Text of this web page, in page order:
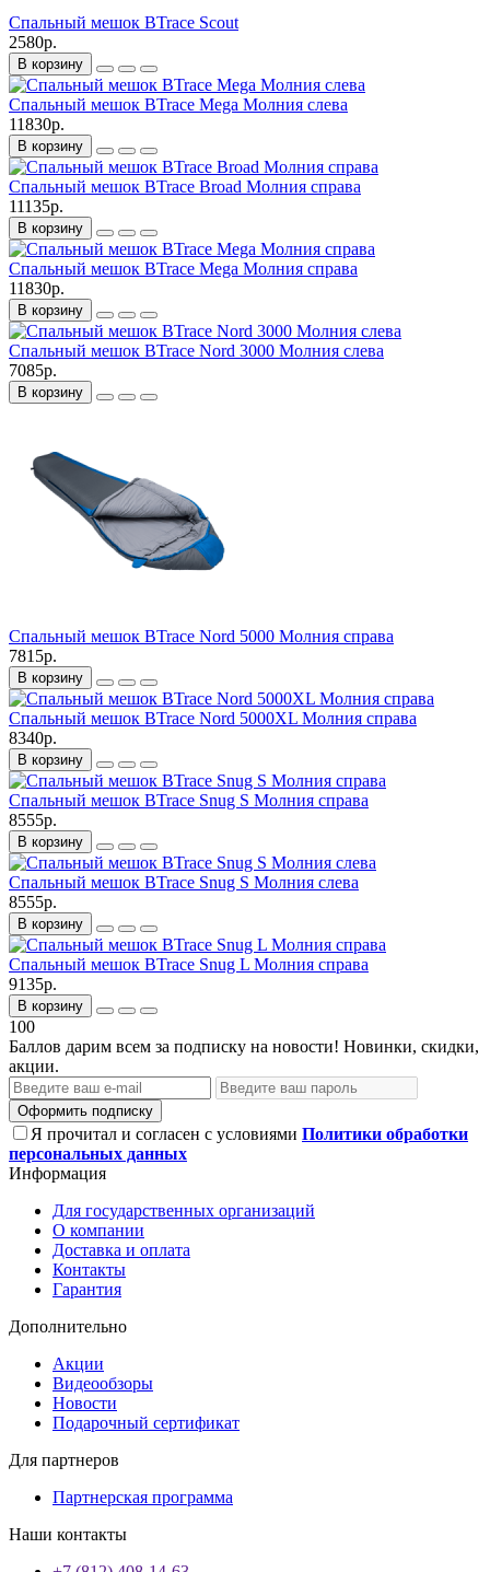
Спальный мешок BTrace Scout
2580р.
В корзину
Спальный мешок BTrace Mega Молния слева
11830р.
В корзину
Спальный мешок BTrace Broad Молния справа
11135р.
В корзину
Спальный мешок BTrace Mega Молния справа
11830р.
В корзину
Спальный мешок BTrace Nord 3000 Молния слева
7085р.
В корзину
Спальный мешок BTrace Nord 5000 Молния справа
7815р.
В корзину
Спальный мешок BTrace Nord 5000XL Молния справа
8340р.
В корзину
Спальный мешок BTrace Snug S Молния справа
8555р.
В корзину
Спальный мешок BTrace Snug S Молния слева
8555р.
В корзину
Спальный мешок BTrace Snug L Молния справа
9135р.
В корзину
100
Баллов дарим всем за подписку на новости! Новинки, скидки,
акции.
Оформить подписку
Я прочитал и согласен с условиями Политики обработки
персональных данных
Информация
Для государственных организаций
О компании
Доставка и оплата
Контакты
Гарантия
Дополнительно
Акции
Видеообзоры
Новости
Подарочный сертификат
Для партнеров
Партнерская программа
Наши контакты